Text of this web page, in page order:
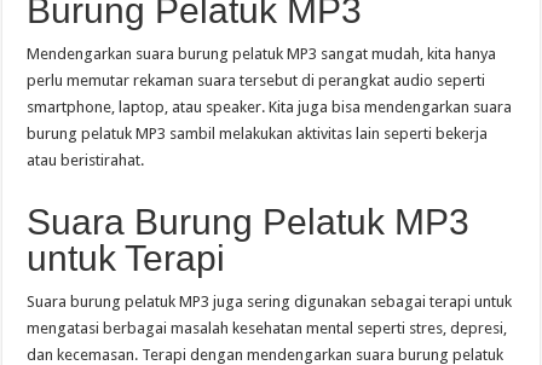
Burung Pelatuk MP3
Mendengarkan suara burung pelatuk MP3 sangat mudah, kita hanya
perlu memutar rekaman suara tersebut di perangkat audio seperti
smartphone, laptop, atau speaker. Kita juga bisa mendengarkan suara
burung pelatuk MP3 sambil melakukan aktivitas lain seperti bekerja
atau beristirahat.
Suara Burung Pelatuk MP3
untuk Terapi
Suara burung pelatuk MP3 juga sering digunakan sebagai terapi untuk
mengatasi berbagai masalah kesehatan mental seperti stres, depresi,
dan kecemasan. Terapi dengan mendengarkan suara burung pelatuk